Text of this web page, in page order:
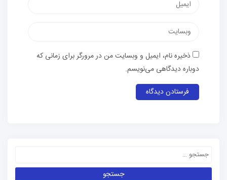
ذخیره نام، ایمیل و وبسایت من در مرورگر برای زمانی که
دوباره دیدگاهی می‌نویسم.